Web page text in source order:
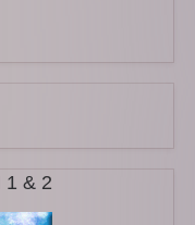
& 2